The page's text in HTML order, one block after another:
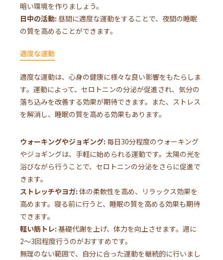
暗い環境を作りましょう。
日中の活動: 昼間に適度な運動をすることで、夜間の睡眠
の質を高めることができます。
適度な運動
適度な運動は、心身の健康に様々な良い影響をもたらしま
す。運動によって、セロトニンの分泌が促進され、気分の
落ち込みを改善する効果が期待できます。また、ストレス
を解消し、睡眠の質を高める効果もあります。
ウォーキングやジョギング: 毎日30分程度のウォーキング
やジョギングは、手軽に始められる運動です。太陽の光を
浴びながら行うことで、セロトニンの分泌をさらに促進で
きます。
ストレッチやヨガ: 体の柔軟性を高め、リラックス効果を
高めます。寝る前に行うと、睡眠の質を高める効果も期待
できます。
軽い筋トレ: 基礎代謝を上げ、体力を向上させます。週に
2〜3回程度行うのがおすすめです。
無理のない範囲で、自分に合った運動を継続的に行いまし